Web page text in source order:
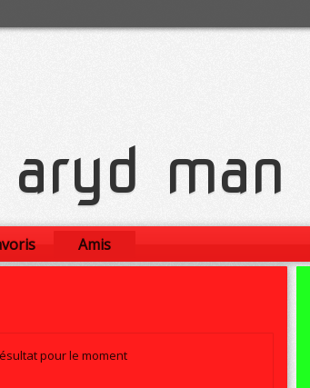
aryd man
Amis
pour le moment